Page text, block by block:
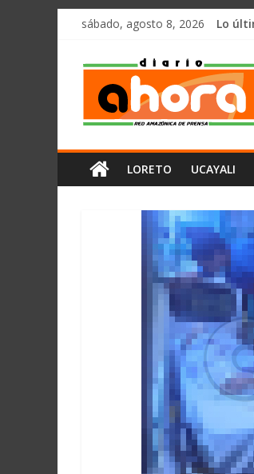
олимп казино
Saltarsábado, agosto 8, 2026 Lo
Diario
Ahora
Cadena
Amazónica
de
LORETO UCAYALI